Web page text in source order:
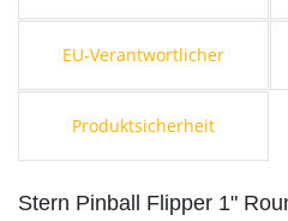
EU-Verantwortlicher
Produktsicherheit
Stern Pinball Flipper 1"